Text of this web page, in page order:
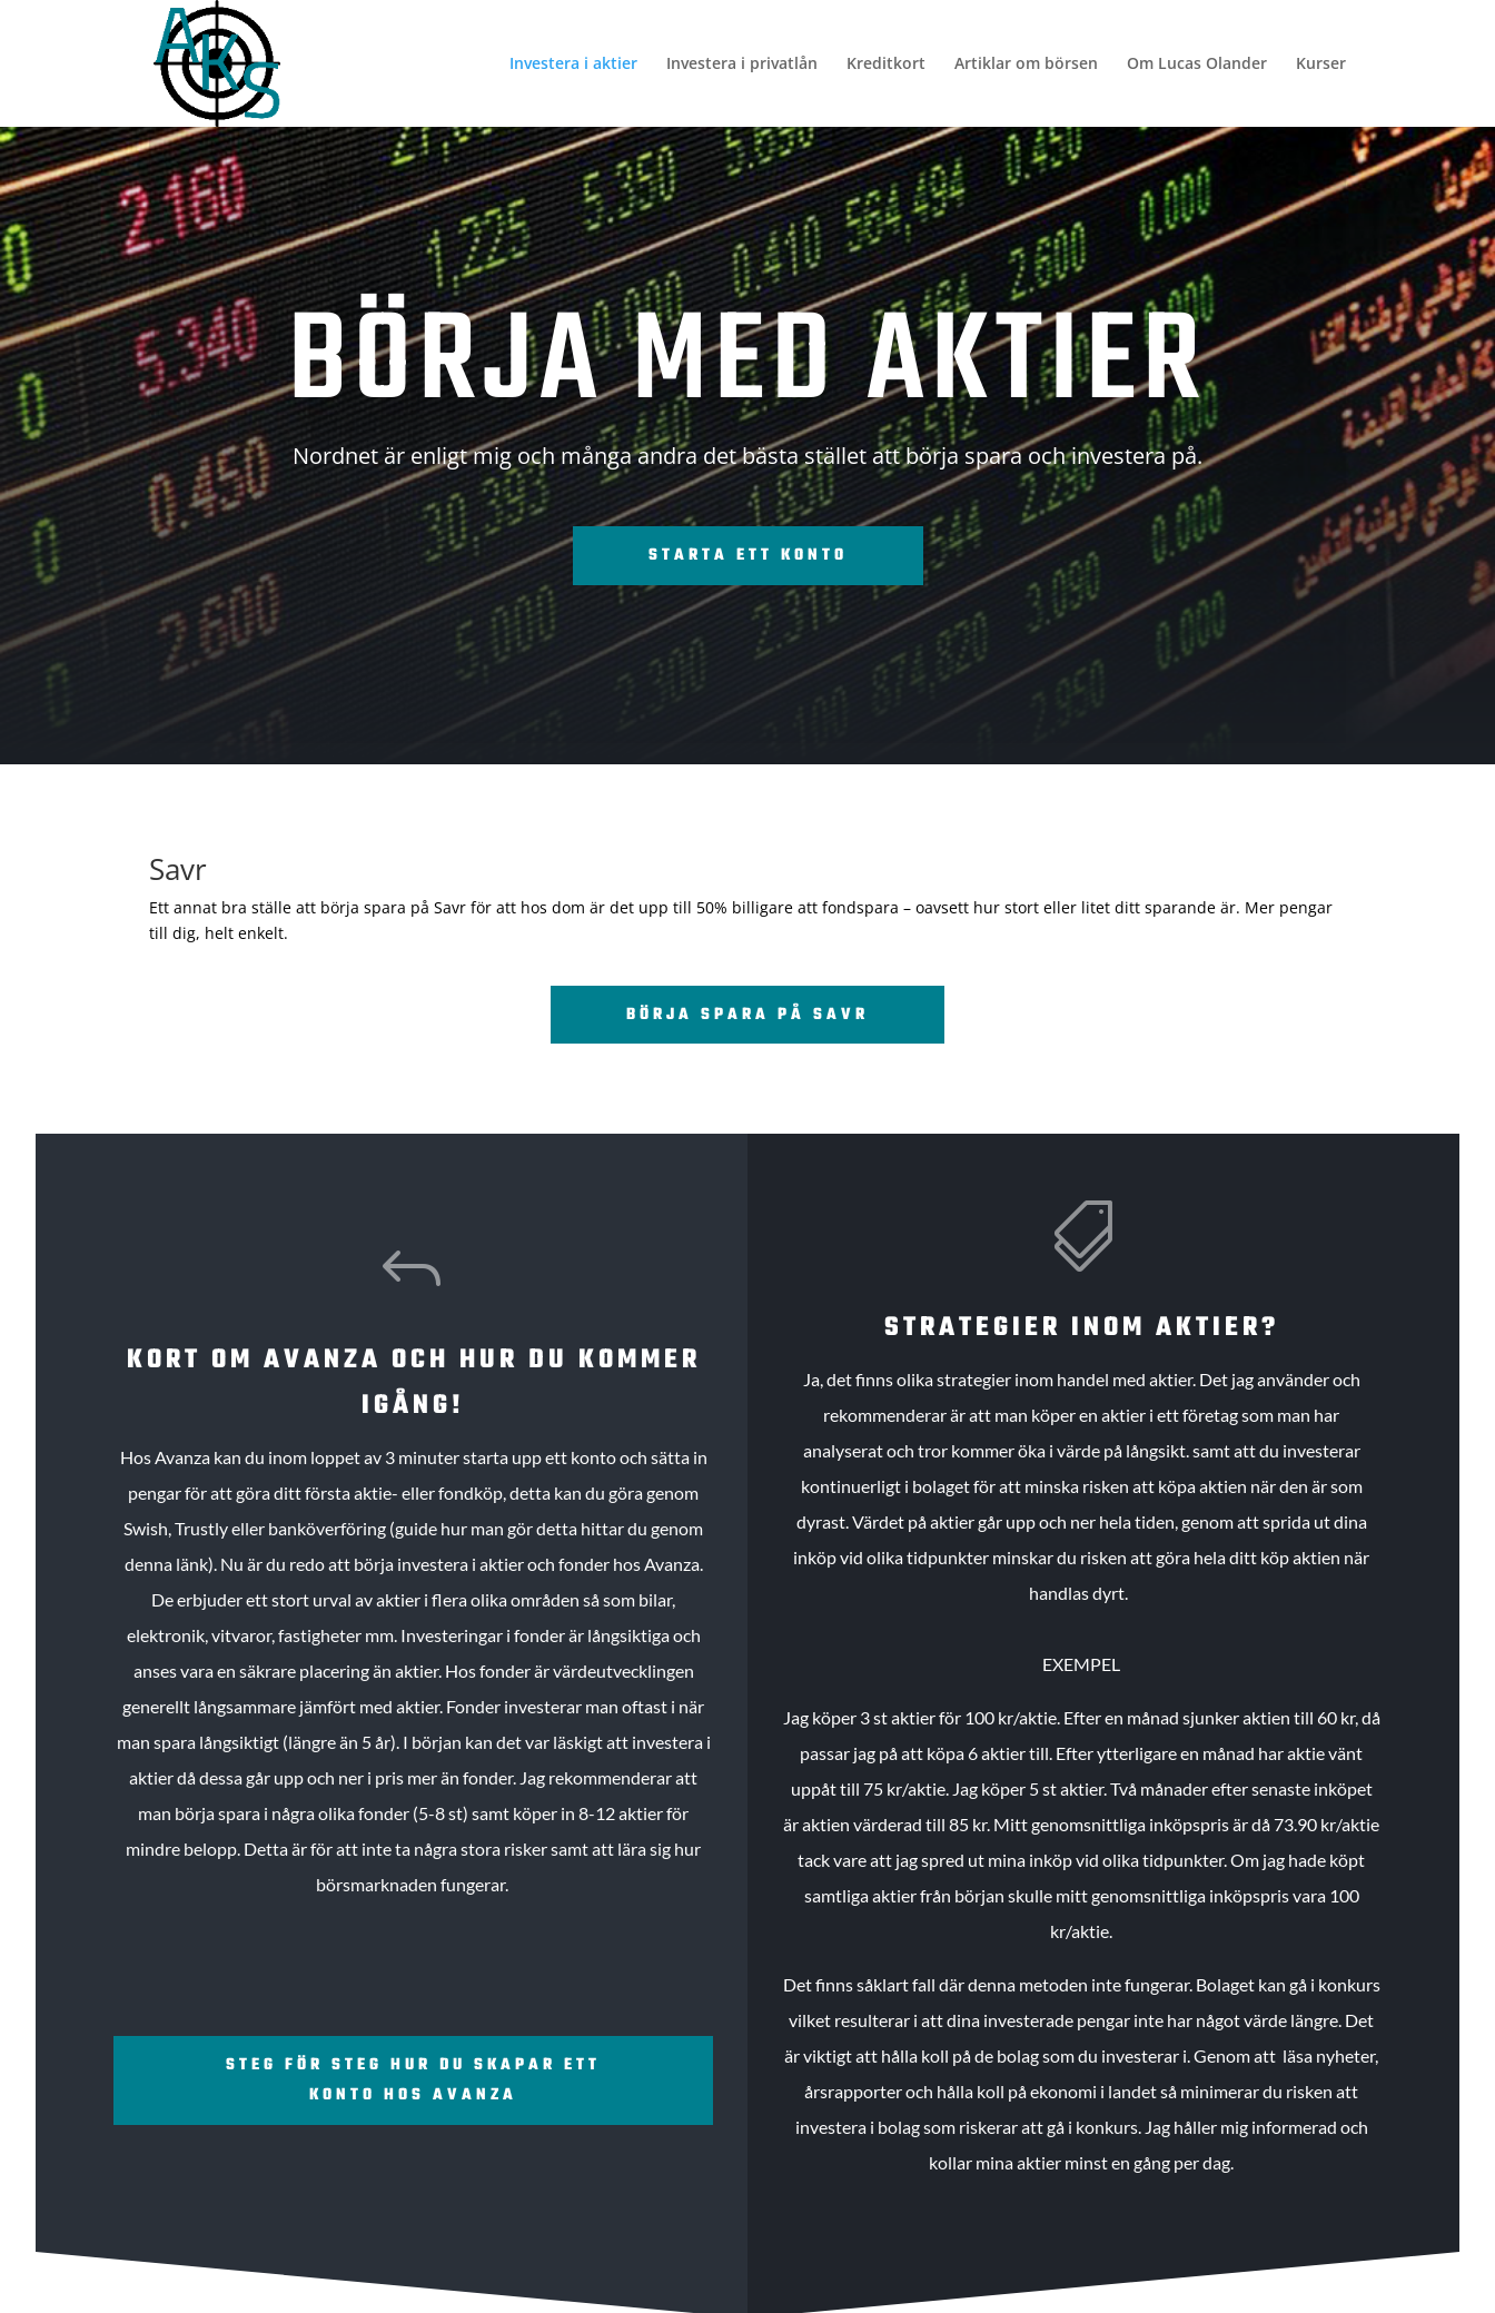
Investera i aktier Investera i privatlån Kreditkort Artiklar om börsen Om Lucas Olander Kurser
BÖRJA MED AKTIER
Nordnet är enligt mig och många andra det bästa stället att börja spara och investera på.
STARTA ETT KONTO
Savr
Ett annat bra ställe att börja spara på Savr för att hos dom är det upp till 50% billigare att fondspara – oavsett hur stort eller litet ditt sparande är. Mer pengar
till dig, helt enkelt.
BÖRJA SPARA PÅ SAVR
J
KORT OM AVANZA OCH HUR DU KOMMER
IGÅNG!
Hos Avanza kan du inom loppet av 3 minuter starta upp ett konto och sätta in
pengar för att göra ditt första aktie- eller fondköp, detta kan du göra genom
Swish, Trustly eller banköverföring (guide hur man gör detta hittar du genom
denna länk). Nu är du redo att börja investera i aktier och fonder hos Avanza.
De erbjuder ett stort urval av aktier i flera olika områden så som bilar,
elektronik, vitvaror, fastigheter mm. Investeringar i fonder är långsiktiga och
anses vara en säkrare placering än aktier. Hos fonder är värdeutvecklingen
generellt långsammare jämfört med aktier. Fonder investerar man oftast i när
man spara långsiktigt (längre än 5 år). I början kan det var läskigt att investera i
aktier då dessa går upp och ner i pris mer än fonder. Jag rekommenderar att
man börja spara i några olika fonder (5-8 st) samt köper in 8-12 aktier för
mindre belopp. Detta är för att inte ta några stora risker samt att lära sig hur
börsmarknaden fungerar.
STEG FÖR STEG HUR DU SKAPAR ETT
KONTO HOS AVANZA

STRATEGIER INOM AKTIER?
Ja, det finns olika strategier inom handel med aktier. Det jag använder och
rekommenderar är att man köper en aktier i ett företag som man har
analyserat och tror kommer öka i värde på långsikt. samt att du investerar
kontinuerligt i bolaget för att minska risken att köpa aktien när den är som
dyrast. Värdet på aktier går upp och ner hela tiden, genom att sprida ut dina
inköp vid olika tidpunkter minskar du risken att göra hela ditt köp aktien när
handlas dyrt.
EXEMPEL
Jag köper 3 st aktier för 100 kr/aktie. Efter en månad sjunker aktien till 60 kr, då
passar jag på att köpa 6 aktier till. Efter ytterligare en månad har aktie vänt
uppåt till 75 kr/aktie. Jag köper 5 st aktier.Två månader efter senaste inköpet
är aktien värderad till 85 kr. Mitt genomsnittliga inköpspris är då 73.90 kr/aktie
tack vare att jag spred ut mina inköp vid olika tidpunkter. Om jag hade köpt
samtliga aktier från början skulle mitt genomsnittliga inköpspris vara 100
kr/aktie.
Det finns såklart fall där denna metoden inte fungerar. Bolaget kan gå i konkurs
vilket resulterar i att dina investerade pengar inte har något värde längre. Det
är viktigt att hålla koll på de bolag som du investerar i. Genom att läsa nyheter,
årsrapporter och hålla koll på ekonomi i landet så minimerar du risken att
investera i bolag som riskerar att gå i konkurs. Jag håller mig informerad och
kollar mina aktier minst en gång per dag.